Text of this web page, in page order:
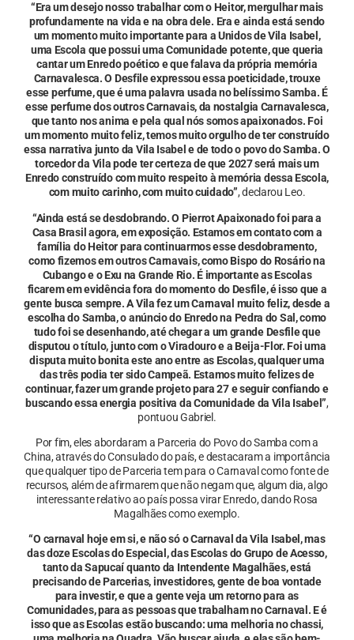
“Era um desejo nosso trabalhar com o Heitor, mergulhar mais
profundamente na vida e na obra dele. Era e ainda está sendo
um momento muito importante para a Unidos de Vila Isabel,
uma Escola que possui uma Comunidade potente, que queria
cantar um Enredo poético e que falava da própria memória
Carnavalesca. O Desfile expressou essa poeticidade, trouxe
esse perfume, que é uma palavra usada no belíssimo Samba. É
esse perfume dos outros Carnavais, da nostalgia Carnavalesca,
que tanto nos anima e pela qual nós somos apaixonados. Foi
um momento muito feliz, temos muito orgulho de ter construído
essa narrativa junto da Vila Isabel e de todo o povo do Samba. O
torcedor da Vila pode ter certeza de que 2027 será mais um
Enredo construído com muito respeito à memória dessa Escola,
com muito carinho, com muito cuidado”, declarou Leo.
“Ainda está se desdobrando. O Pierrot Apaixonado foi para a
Casa Brasil agora, em exposição. Estamos em contato com a
família do Heitor para continuarmos esse desdobramento,
como fizemos em outros Carnavais, como Bispo do Rosário na
Cubango e o Exu na Grande Rio. É importante as Escolas
ficarem em evidência fora do momento do Desfile, é isso que a
gente busca sempre. A Vila fez um Carnaval muito feliz, desde a
escolha do Samba, o anúncio do Enredo na Pedra do Sal, como
tudo foi se desenhando, até chegar a um grande Desfile que
disputou o título, junto com o Viradouro e a Beija-Flor. Foi uma
disputa muito bonita este ano entre as Escolas, qualquer uma
das três podia ter sido Campeã. Estamos muito felizes de
continuar, fazer um grande projeto para 27 e seguir confiando e
buscando essa energia positiva da Comunidade da Vila Isabel”,
pontuou Gabriel.
Por fim, eles abordaram a Parceria do Povo do Samba com a
China, através do Consulado do país, e destacaram a importância
que qualquer tipo de Parceria tem para o Carnaval como fonte de
recursos, além de afirmarem que não negam que, algum dia, algo
interessante relativo ao país possa virar Enredo, dando Rosa
Magalhães como exemplo.
“O carnaval hoje em si, e não só o Carnaval da Vila Isabel, mas
das doze Escolas do Especial, das Escolas do Grupo de Acesso,
tanto da Sapucaí quanto da Intendente Magalhães, está
precisando de Parcerias, investidores, gente de boa vontade
para investir, e que a gente veja um retorno para as
Comunidades, para as pessoas que trabalham no Carnaval. E é
isso que as Escolas estão buscando: uma melhoria no chassi,